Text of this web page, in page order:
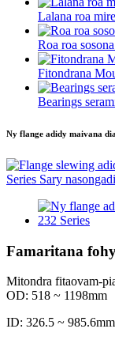
Lalana roa
Roa roa
Fitondrana
Bearings
Ny flange adidy maivana
Famaritana
Mitondra fitaovam-
OD: 518 ~ 1198mm
ID: 326.5 ~ 985.6mm